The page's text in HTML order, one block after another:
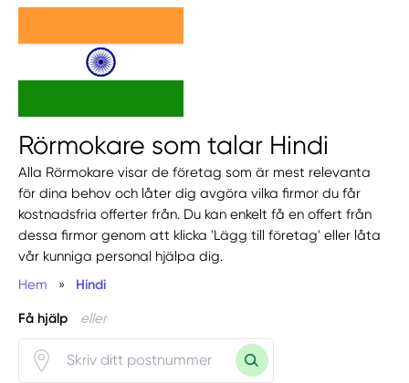
Rörmokare som talar Hindi
Alla Rörmokare visar de företag som är mest relevanta
för dina behov och låter dig avgöra vilka firmor du får
kostnadsfria offerter från. Du kan enkelt få en offert från
dessa firmor genom att klicka 'Lägg till företag' eller låta
vår kunniga personal hjälpa dig.
Hem
» Hindi
Få hjälp eller